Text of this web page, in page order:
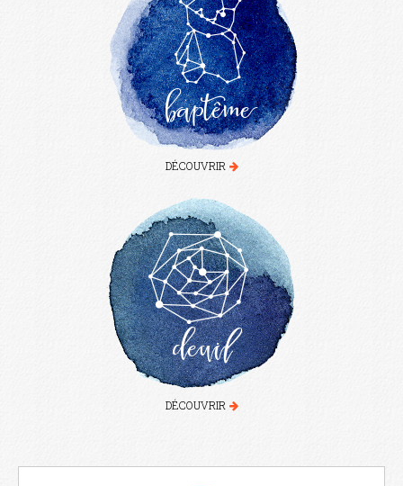
baptême
DÉCOUVRIR
deuil
DÉCOUVRIR